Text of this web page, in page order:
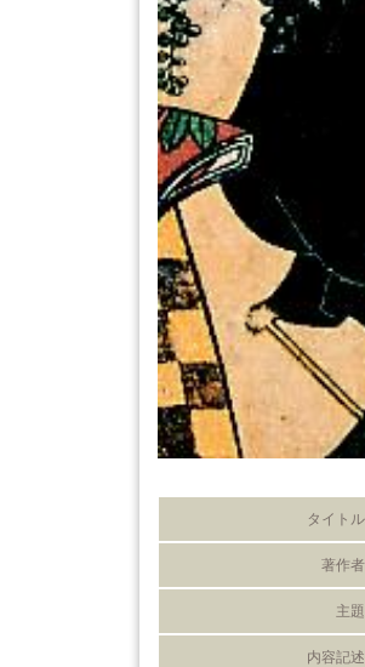
タイトル
著作者
主題
内容記述